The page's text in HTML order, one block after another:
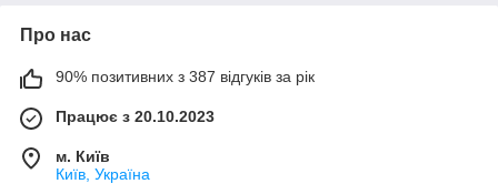
Про нас
90% позитивних з 387 відгуків за рік
Працює з 20.10.2023
м. Київ
Київ, Україна